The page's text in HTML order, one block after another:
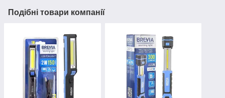
Подібні товари компанії